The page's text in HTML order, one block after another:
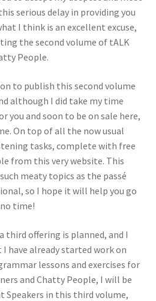
serious delay in providing you
I think is an excellent excuse,
the second volume of tALK
People.
to publish this second volume
although I did take my time
you and soon to be on sale here,
On top of all the now usual
tasks, complete with free
from this very website. This
meaty topics as the passé
so I hope it will help you go
time!
third offering is planned, and I
have already started work on
lessons and exercises for
and Chatty People, I will be
Speakers in this third volume,